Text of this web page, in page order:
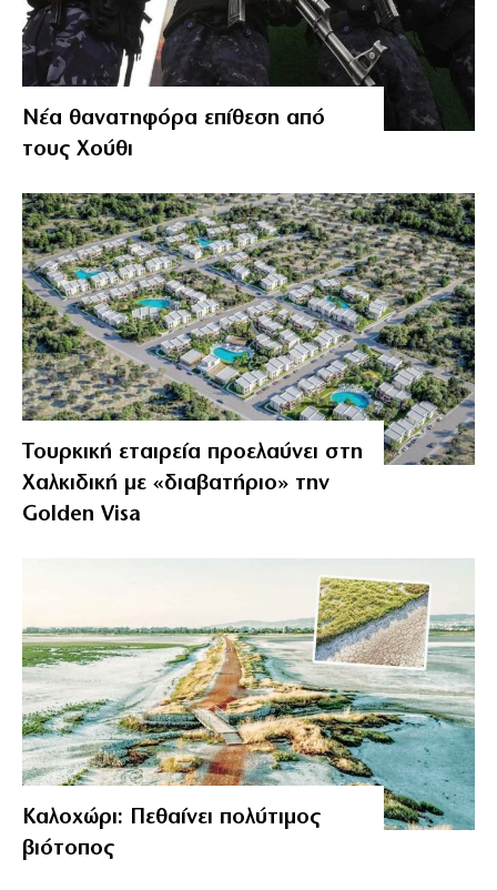
Νέα θανατηφόρα επίθεση από
τους Χούθι
Τουρκική εταιρεία προελαύνει στη
Χαλκιδική με «διαβατήριο» την
Golden Visa
Καλοχώρι: Πεθαίνει πολύτιμος
βιότοπος